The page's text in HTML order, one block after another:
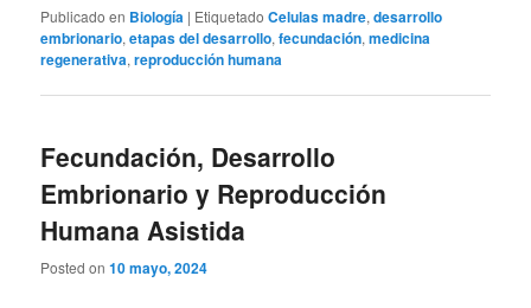
Publicado en Biología | Etiquetado Celulas madre,desarrollo
embrionario,etapas del desarrollo,fecundación,medicina
regenerativa,reproducción humana
Fecundación, Desarrollo
Embrionario y Reproducción
Humana Asistida
Posted on10 mayo, 2024